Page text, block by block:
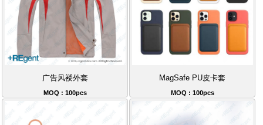
广告风褛外套
MOQ : 100pcs
MagSafe PU皮卡套
MOQ : 100pcs